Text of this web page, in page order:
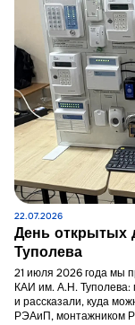
22.07.2026
День
Туполева
21 июля 2026 года мы
КАИ им. А.Н.
и рассказали, куда
РЭАиП, монтажником